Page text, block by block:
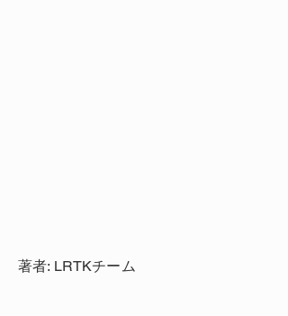
著者: LRTKチーム